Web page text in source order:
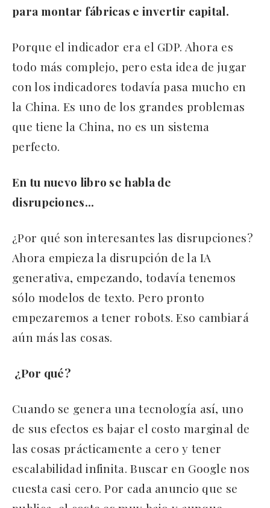
para montar fábricas e invertir capital.
Porque el indicador era el GDP. Ahora es
todo más complejo, pero esta idea de jugar
con los indicadores todavía pasa mucho en
la China. Es uno de los grandes problemas
que tiene la China, no es un sistema
perfecto.
En tu nuevo libro se habla de
disrupciones…
¿Por qué son interesantes las disrupciones?
Ahora empieza la disrupción de la IA
generativa, empezando, todavía tenemos
sólo modelos de texto. Pero pronto
empezaremos a tener robots. Eso cambiará
aún más las cosas.
¿Por qué?
Cuando se genera una tecnología así, uno
de sus efectos es bajar el costo marginal de
las cosas prácticamente a cero y tener
escalabilidad infinita. Buscar en Google nos
cuesta casi cero. Por cada anuncio que se